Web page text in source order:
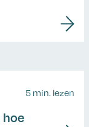
5 min. lezen
hoe